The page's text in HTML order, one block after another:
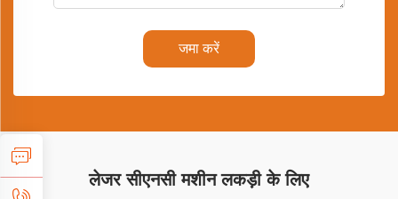
जमा करें
लेजर सीएनसी मशीन लकड़ी के लिए